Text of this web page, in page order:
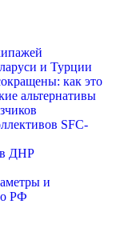
и Турции
как это
альтернативы
SFC-
в ДНР
и
РФ